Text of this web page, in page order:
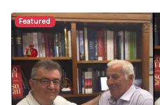
Featured